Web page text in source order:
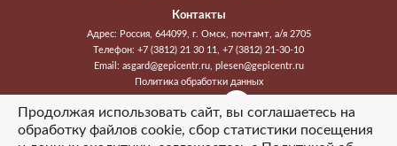
Контакты
Адрес: Россия, 644099, г. Омск, почтамт, а/я 2705
Телефон: +7 (3812) 21 30 11
+7 (3812) 21-30-10
Email: asgard@gepicentr.ru, plesen@gepicentr.ru
Политика обработки данных
2026 © ООО «Гэпицентр-2». Все права защищены
Продолжая использовать сайт, вы соглашаетесь на
обработку файлов cookie, сбор статистики посещения